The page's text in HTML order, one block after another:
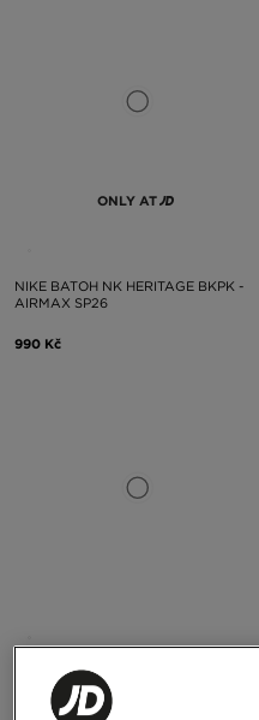
ONLY AT
NIKE BATOH NK HERITAGE BKPK -
AIRMAX SP26
990 Kč
THE NORTH FACE BATOH BOREALIS
CLASSIC BKP